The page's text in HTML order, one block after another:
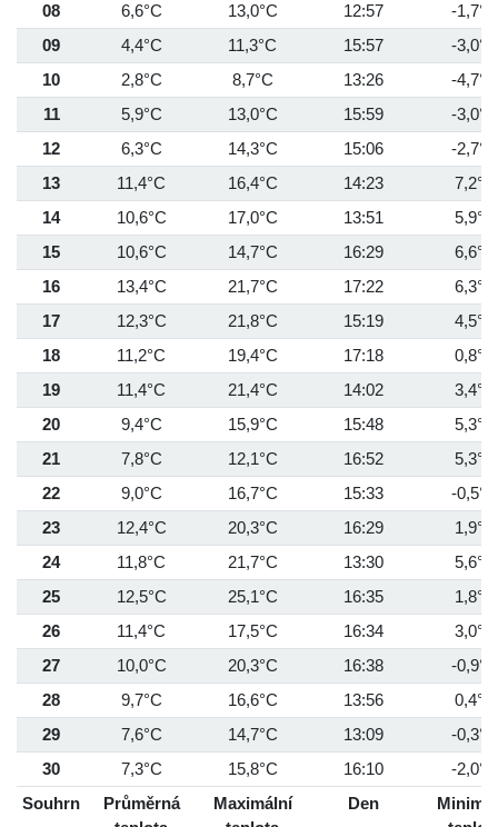
08
6,6°C 13,0°C 12:57
-1,7°C
09
4,4°C 11,3°C 15:57
-3,0°C
10
2,8°C 8,7°C 13:26
-4,7°C
11
5,9°C 13,0°C 15:59
-3,0°C
12
6,3°C 14,3°C 15:06
-2,7°C
13
11,4°C 16,4°C 14:23
7,2°C
14
10,6°C 17,0°C 13:51
5,9°C
15
10,6°C 14,7°C 16:29
6,6°C
16
13,4°C 21,7°C 17:22
6,3°C
17
12,3°C 21,8°C 15:19
4,5°C
18
11,2°C 19,4°C 17:18
0,8°C
19
11,4°C 21,4°C 14:02
3,4°C
20
9,4°C 15,9°C 15:48
5,3°C
21
7,8°C 12,1°C 16:52
5,3°C
22
9,0°C 16,7°C 15:33
-0,5°C
23
12,4°C 20,3°C 16:29
1,9°C
24
11,8°C 21,7°C 13:30
5,6°C
25
12,5°C 25,1°C 16:35
1,8°C
26
11,4°C 17,5°C 16:34
3,0°C
27
10,0°C 20,3°C 16:38
-0,9°C
28
9,7°C 16,6°C 13:56
0,4°C
29
7,6°C 14,7°C 13:09
-0,3°C
30
7,3°C 15,8°C 16:10
-2,0°C
Souhrn
Průměrná
Maximální
Den